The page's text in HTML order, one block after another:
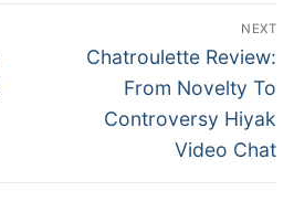
NEXT
Next
post:
Chatroulette Review:
From Novelty To
Controversy Hiyak
Video Chat